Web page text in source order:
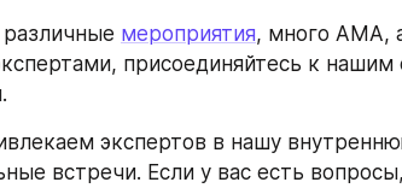
мероприятия, много AMA,
присоединяйтесь к нашим
экспертов в нашу
встречи. Если у вас есть